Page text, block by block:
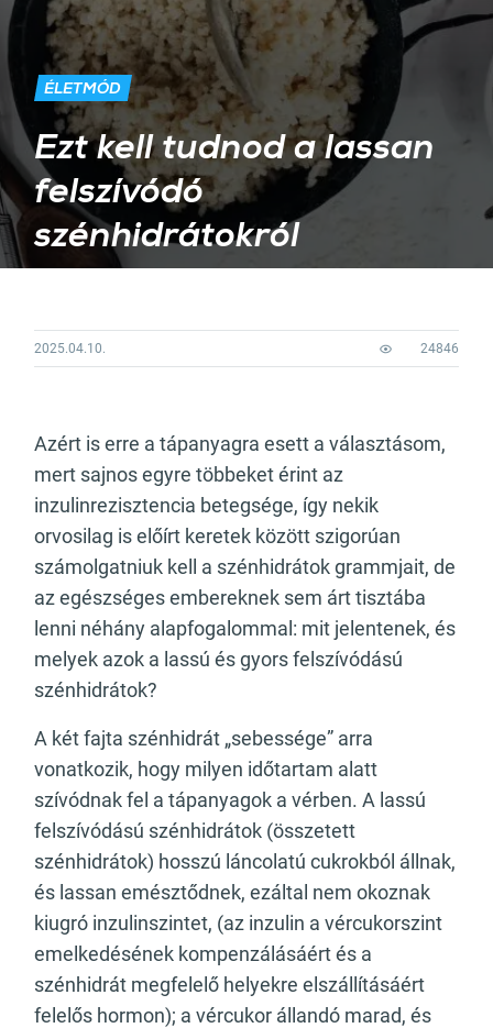
ÉLETMÓD
Ezt kell tudnod a lassan
felszívódó
szénhidrátokról
2025.04.10. 24846
Azért is erre a tápanyagra esett a választásom,
mert sajnos egyre többeket érint az
inzulinrezisztencia betegsége, így nekik
orvosilag is előírt keretek között szigorúan
számolgatniuk kell a szénhidrátok grammjait, de
az egészséges embereknek sem árt tisztába
lenni néhány alapfogalommal: mit jelentenek, és
melyek azok a lassú és gyors felszívódású
szénhidrátok?
A két fajta szénhidrát „sebessége” arra
vonatkozik, hogy milyen időtartam alatt
szívódnak fel a tápanyagok a vérben. A lassú
felszívódású szénhidrátok (összetett
szénhidrátok) hosszú láncolatú cukrokból állnak,
és lassan emésztődnek, ezáltal nem okoznak
kiugró inzulinszintet, (az inzulin a vércukorszint
emelkedésének kompenzálásáért és a
szénhidrát megfelelő helyekre elszállításáért
felelős hormon); a vércukor állandó marad, és